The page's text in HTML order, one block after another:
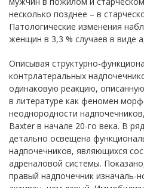
несколько позднее – в
Патологические изменения
женщин в 3,3 % случаев в виде
Описывая структурно-
контрлатеральных
одинаковую реакцию,
в литературе как феномен
неоднородности
Baxter в начале 20-го века. В
детально освещена
надпочечников, являющихся
адреналовой системы.
правый надпочечник изначаль-